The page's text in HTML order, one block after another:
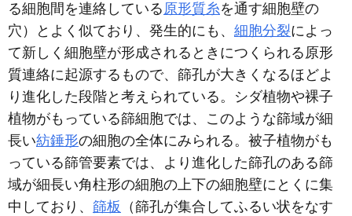
る細胞間を連絡している 原形質糸を通す細胞壁の
穴）とよく似ており、発生的にも、 細胞分裂によっ
て新しく細胞壁が形成されるときにつくられる原形
質連絡に起源するもので、篩孔が大きくなるほどよ
り進化した段階と考えられている。シダ植物や裸子
植物がもっている篩細胞では、このような篩域が細
長い紡錘形の細胞の全体にみられる。被子植物がも
っている篩管要素では、より進化した篩孔のある篩
域が細長い角柱形の細胞の上下の細胞壁にとくに集
中しており、 篩板 （篩孔が集合してふるい状をなす